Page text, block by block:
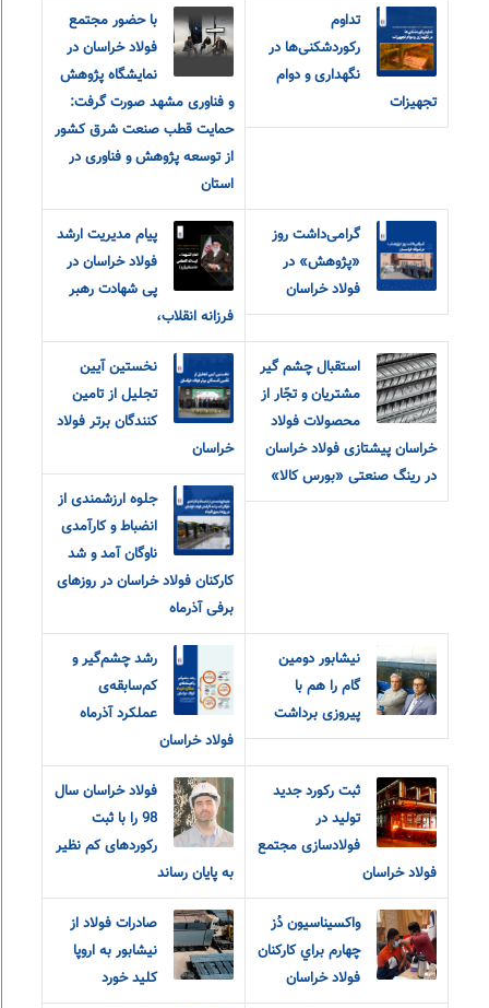
تداوم
رکوردشکنی‌ها در
نگهداری و دوام
تجهیزات
با حضور مجتمع
فولاد خراسان در
نمایشگاه پژوهش
و فناوری مشهد صورت گرفت:
حمایت قطب صنعت شرق کشور
از توسعه پژوهش و فناوری در
استان
گرامی‌داشت روز
«پژوهش» در
فولاد خراسان
پیام مدیریت ارشد
فولاد خراسان در
پی شهادت رهبر
فرزانه انقلاب،
استقبال چشم گیر
مشتریان و تجّار از
محصولات فولاد
خراسان پیشتازی فولاد خراسان
در رینگ صنعتی «بورس کالا»
نخستین آیین
تجلیل از تامین
کنندگان برتر فولاد
خراسان
جلوه ارزشمندی از
انضباط و کارآمدی
ناوگان آمد و شد
کارکنان فولاد خراسان در روزهای
برفی آذرماه
نیشابور دومین
گام را هم با
پیروزی برداشت
رشد چشم‌گیر و
کم‌سابقه‌ی
عملکرد آذرماه
فولاد خراسان
ثبت رکورد جدید
تولید در
فولادسازی مجتمع
فولاد خراسان
فولاد خراسان سال
98 را با ثبت
رکوردهای کم نظیر
به پایان رساند
واکسيناسيون دُز
چهارم براي کارکنان
فولاد خراسان
صادرات فولاد از
نیشابور به اروپا
کلید خورد